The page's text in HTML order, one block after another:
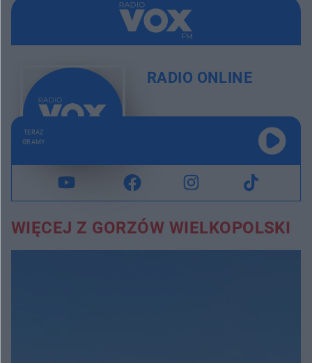
RADIO ONLINE
TERAZ
GRAMY
WIĘCEJ Z GORZÓW WIELKOPOLSKI